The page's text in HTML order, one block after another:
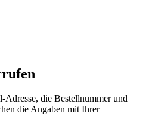
die Bestellnummer und
die Angaben mit Ihrer